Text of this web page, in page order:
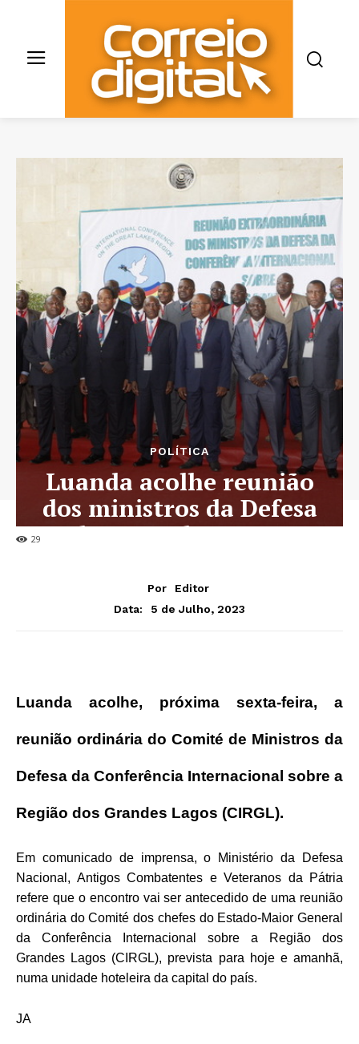
29
POLÍTICA
Luanda acolhe reunião
dos ministros da Defesa
dos Grandes Lagos
Por
Editor
Data:
5 de Julho, 2023
Luanda acolhe, próxima sexta-feira, a
reunião ordinária do Comité de Ministros da
Defesa da Conferência Internacional sobre a
Região dos Grandes Lagos (CIRGL).
Em comunicado de imprensa, o Ministério da Defesa
Nacional, Antigos Combatentes e Veteranos da Pátria
refere que o encontro vai ser antecedido de uma reunião
ordinária do Comité dos chefes do Estado-Maior General
da Conferência Internacional sobre a Região dos
Grandes Lagos (CIRGL), prevista para hoje e amanhã,
numa unidade hoteleira da capital do país.
JA